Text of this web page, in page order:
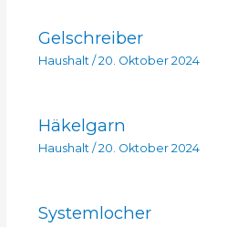
Gelschreiber
Haushalt/ 20. Oktober 2024
Häkelgarn
Haushalt/ 20. Oktober 2024
Systemlocher